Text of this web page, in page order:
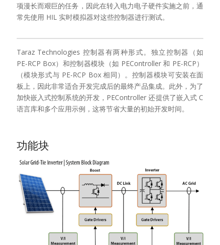
项漫长而艰巨的任务，因此在转入电力电子硬件实施之前，通
常先使用 HIL 实时模拟器对这些控制器进行测试。
Taraz Technologies 控制器有两种形式。独立控制器（如
PE-RCP Box）和控制器模块（如 PEController 和 PE-RCP）
（模块形式与 PE-RCP Box 相同）。控制器模块可安装在面
板上，因此非常适合开发完成后的最终产品集成。此外，为了
加快嵌入式控制系统的开发，PEController 还提供了嵌入式 C
语言库和多个应用示例，这将节省大量的初始开发时间。
功能块